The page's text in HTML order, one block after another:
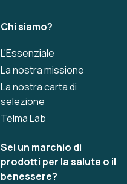
Chi siamo?
L'Essenziale
La nostra missione
La nostra carta di
selezione
Telma Lab
Sei un marchio di
prodotti per la salute o il
benessere?